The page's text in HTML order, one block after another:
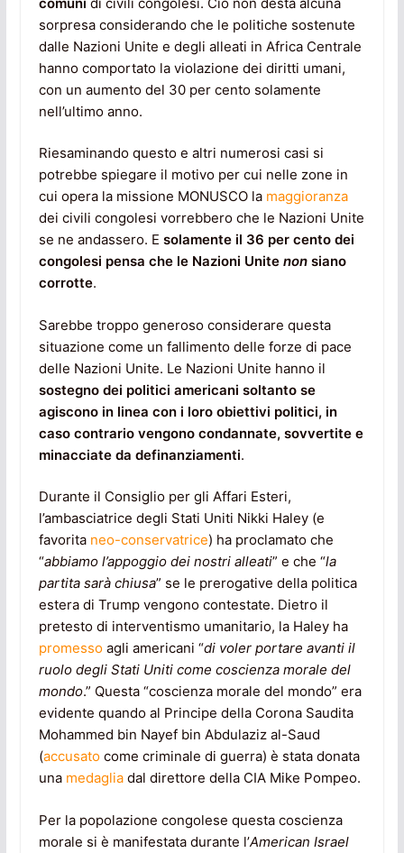
sorpresa considerando che le politiche sostenute
dalle Nazioni Unite e degli alleati in Africa Centrale
hanno comportato la violazione dei diritti umani,
con un aumento del 30 per cento solamente
nell’ultimo anno.
Riesaminando questo e altri numerosi casi si
potrebbe spiegare il motivo per cui nelle zone in
cui opera la missione MONUSCO la maggioranza
dei civili congolesi vorrebbero che le Nazioni Unite
se ne andassero. E solamente il 36 per cento dei
congolesi pensa che le Nazioni Unite nonsiano
corrotte.
Sarebbe troppo generoso considerare questa
situazione come un fallimento delle forze di pace
delle Nazioni Unite. Le Nazioni Unite hanno il
sostegno dei politici americani soltanto se
agiscono in linea con i loro obiettivi politici, in
caso contrario vengono condannate, sovvertite e
minacciate da definanziamenti.
Durante il Consiglio per gli Affari Esteri,
l’ambasciatrice degli Stati Uniti Nikki Haley (e
favorita neo-conservatrice) ha proclamato che
“abbiamo l’appoggio dei nostri alleati” e che “la
partita sarà chiusa” se le prerogative della politica
estera di Trump vengono contestate. Dietro il
pretesto di interventismo umanitario, la Haley ha
promessoagli americani “di voler portare avanti il
ruolo degli Stati Uniti come coscienza morale del
mondo.” Questa “coscienza morale del mondo” era
evidente quando al Principe della Corona Saudita
Mohammed bin Nayef bin Abdulaziz al-Saud
(accusatocome criminale di guerra) è stata donata
una medagliadal direttore della CIA Mike Pompeo.
Per la popolazione congolese questa coscienza
morale si è manifestata durante l’American Israel